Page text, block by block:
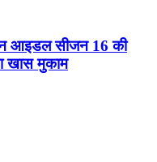
आइडल सीजन 16 की
खास मुकाम